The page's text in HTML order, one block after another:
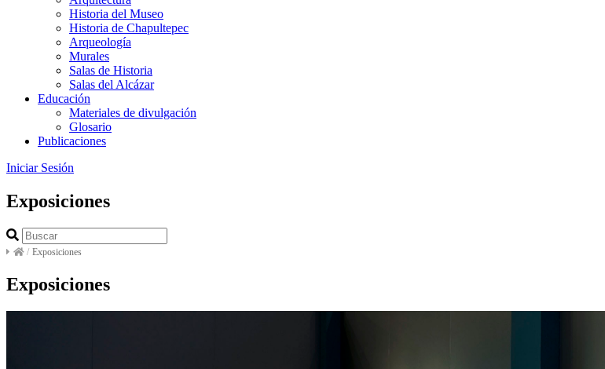
Historia del Museo
Historia de Chapultepec
Arqueología
Murales
Salas de Historia
Salas del Alcázar
Educación
Materiales de divulgación
Glosario
Publicaciones
Iniciar Sesión
Exposiciones
/ Exposiciones
Exposiciones